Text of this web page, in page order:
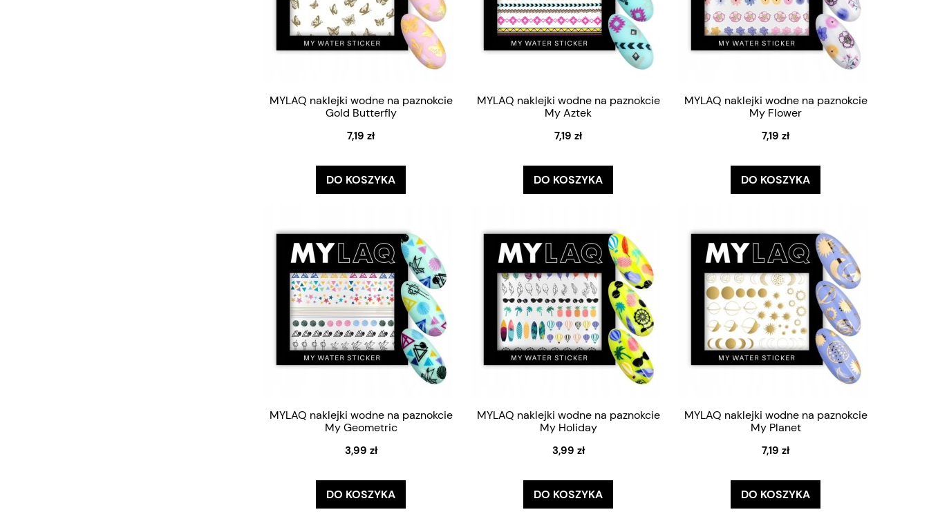
MYLAQ naklejki wodne na paznokcie
Gold Butterfly
7,19 zł
DO KOSZYKA
MYLAQ naklejki wodne na paznokcie
My Aztek
7,19 zł
DO KOSZYKA
MYLAQ naklejki wodne na paznokcie
My Flower
7,19 zł
DO KOSZYKA
MYLAQ naklejki wodne na paznokcie
My Geometric
3,99 zł
DO KOSZYKA
MYLAQ naklejki wodne na paznokcie
My Holiday
3,99 zł
DO KOSZYKA
MYLAQ naklejki wodne na paznokcie
My Planet
7,19 zł
DO KOSZYKA